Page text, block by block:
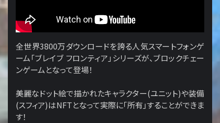
全世界3800万ダウンロードを誇る人気スマートフォンゲ
ーム「ブレイブ フロンティア」シリーズが、ブロックチェー
ンゲームとなって登場！
美麗なドット絵で描かれたキャラクター(ユニット)や装備
(スフィア)はNFTとなって実際に「所有」することができま
す！